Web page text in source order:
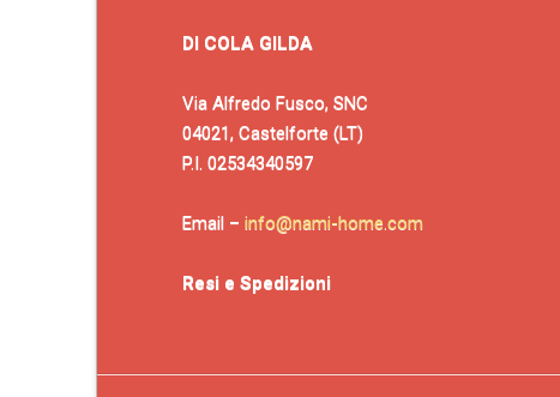
DI COLA GILDA
Via Alfredo Fusco, SNC
04021, Castelforte (LT)
P.I. 02534340597
Email – info@nami-home.com
Resi e Spedizioni